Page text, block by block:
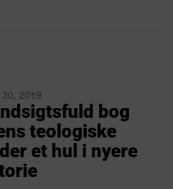
2019
bog
teologiske
et hul i nyere